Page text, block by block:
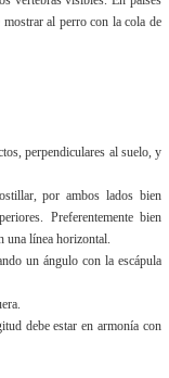
mostrar al perro con la cola de
perpendiculares al suelo, y
por ambos lados bien
Preferentemente bien
una línea horizontal.
un ángulo con la escápula
debe estar en armonía con